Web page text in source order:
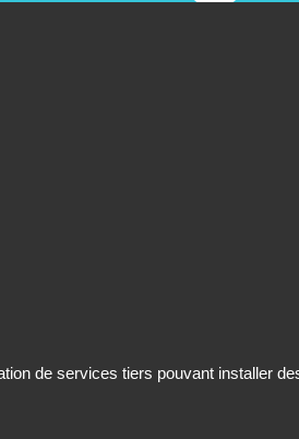
de services tiers pouvant installer